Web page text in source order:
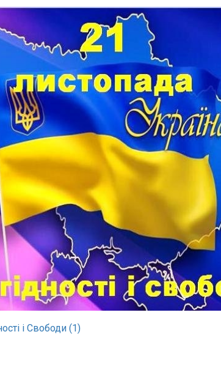
і Свободи (1)